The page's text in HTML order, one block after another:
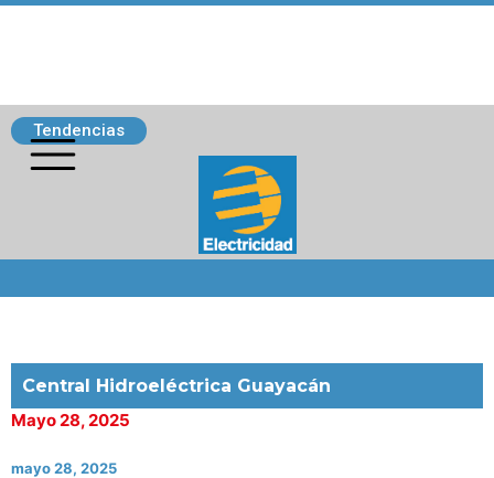
Tendencias
Central Hidroeléctrica Guayacán
Mayo 28, 2025
mayo 28, 2025